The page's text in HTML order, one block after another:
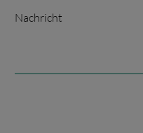
Nachricht